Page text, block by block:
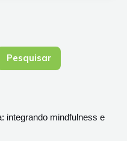
Pesquisar
integrando mindfulness e